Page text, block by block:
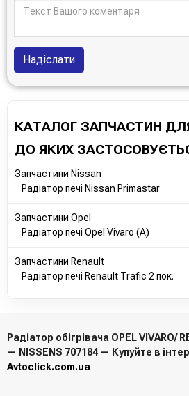
Надіслати
КАТАЛОГ ЗАПЧАСТИН
ДО ЯКИХ
Запчастини Nissan
Радіатор печі Nissan Primastar
Запчастини Opel
Радіатор печі Opel Vivaro (A)
Запчастини Renault
Радіатор печі Renault Trafic 2 пок.
Радіатор обігрівача OPEL VIVARO/
— NISSENS 707184 — Купуйте в
Avtoclick.com.ua